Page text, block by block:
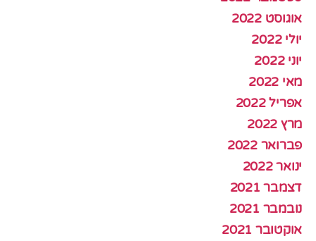
אוגוסט 2022
יולי 2022
יוני 2022
מאי 2022
אפריל 2022
מרץ 2022
פברואר 2022
ינואר 2022
דצמבר 2021
נובמבר 2021
אוקטובר 2021